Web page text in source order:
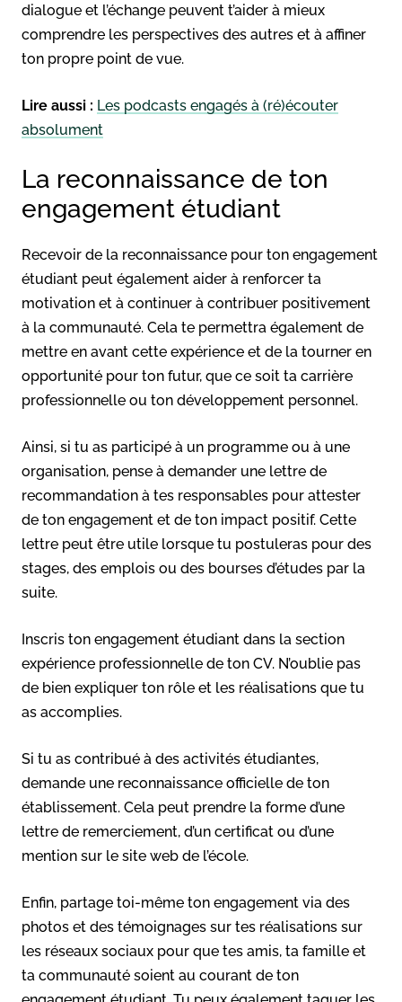
dialogue et l’échange peuvent t’aider à mieux
comprendre les perspectives des autres et à affiner
ton propre point de vue.
Lire aussi : Les podcasts engagés à (ré)écouter
absolument
La reconnaissance de ton
engagement étudiant
Recevoir de la reconnaissance pour ton engagement
étudiant peut également aider à renforcer ta
motivation et à continuer à contribuer positivement
à la communauté. Cela te permettra également de
mettre en avant cette expérience et de la tourner en
opportunité pour ton futur, que ce soit ta carrière
professionnelle ou ton développement personnel.
Ainsi, si tu as participé à un programme ou à une
organisation, pense à demander une lettre de
recommandation à tes responsables pour attester
de ton engagement et de ton impact positif. Cette
lettre peut être utile lorsque tu postuleras pour des
stages, des emplois ou des bourses d’études par la
suite.
Inscris ton engagement étudiant dans la section
expérience professionnelle de ton CV. N’oublie pas
de bien expliquer ton rôle et les réalisations que tu
as accomplies.
Si tu as contribué à des activités étudiantes,
demande une reconnaissance officielle de ton
établissement. Cela peut prendre la forme d’une
lettre de remerciement, d’un certificat ou d’une
mention sur le site web de l’école.
Enfin, partage toi-même ton engagement via des
photos et des témoignages sur tes réalisations sur
les réseaux sociaux pour que tes amis, ta famille et
ta communauté soient au courant de ton